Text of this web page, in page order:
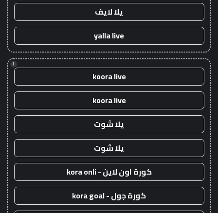
يلا لايف
yalla live
!
koora live
koora live
يلا شوت
يلا شوت
كورة اون لاين - kora onli
كورة جول - kora goal